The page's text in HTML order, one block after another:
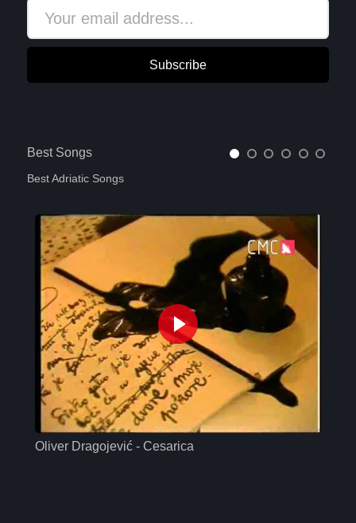
Subscribe
Best Songs
Best Adriatic Songs
Oliver Dragojević - Cesarica